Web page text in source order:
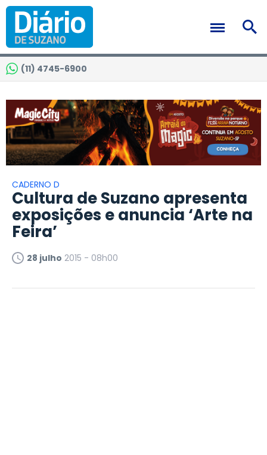
(11) 4745-6900
CADERNO D
Cultura de Suzano apresenta
exposições e anuncia ‘Arte na
Feira’
28 julho 2015 - 08h00